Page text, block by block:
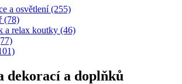
a osvětlení (255)
(78)
a relax koutky (46)
dekorací a doplňků